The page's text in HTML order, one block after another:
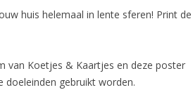
huis helemaal in lente sferen! Print de
van Koetjes & Kaartjes en deze poster
gebruikt worden.